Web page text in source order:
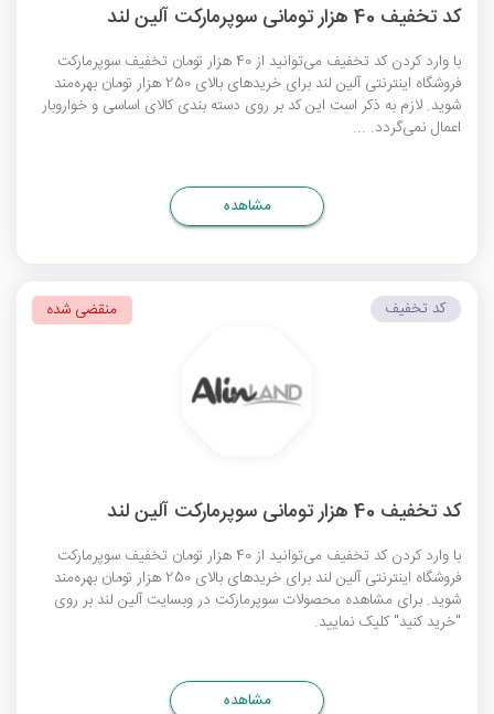
کد تخفیف 40 هزار تومانی سوپرمارکت آلین لند
با وارد کردن کد تخفیف می‌توانید از 40 هزار تومان تخفیف سوپرمارکت
فروشگاه اینترنتی آلین لند برای خریدهای بالای 250 هزار تومان بهره‌مند
شوید. لازم به ذکر است این کد بر روی دسته بندی کالای اساسی و خواروبار
اعمال نمی‌گردد. ...
مشاهده
کد تخفیف 40 هزار تومانی سوپرمارکت آلین لند
با وارد کردن کد تخفیف می‌توانید از 40 هزار تومان تخفیف سوپرمارکت
فروشگاه اینترنتی آلین لند برای خریدهای بالای 250 هزار تومان بهره‌مند
شوید. برای مشاهده محصولات سوپرمارکت در وبسایت آلین لند بر روی
"خرید کنید" کلیک نمایید.
کد تخفیف منقضی شده
مشاهده